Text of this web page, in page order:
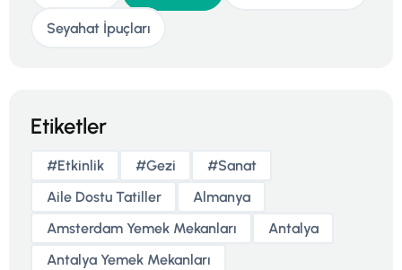
Seyahat İpuçları
Etiketler
#etkinlik #gezi
#sanat
Aile Dostu Tatiller
Almanya
Amsterdam Yemek Mekanları
Antalya
Antalya Yemek Mekanları